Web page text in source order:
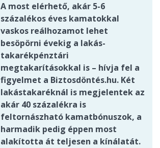
A most elérhető, akár 5-6
százalékos éves kamatokkal
vaskos reálhozamot lehet
besöpörni évekig a lakás-
takarékpénztári
megtakarításokkal is – hívja fel a
figyelmet a Biztosdöntés.hu. Két
lakástakaréknál is megjelentek az
akár 40 százalékra is
feltornászható kamatbónuszok, a
harmadik pedig éppen most
alakította át teljesen a kínálatát.